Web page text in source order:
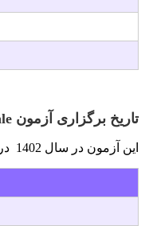
تاریخ برگزاری آزمون
این آزمون در سال 1402 در چهار نوبت برگزار شده و جدول آن به شرح زیر خواهد بود.